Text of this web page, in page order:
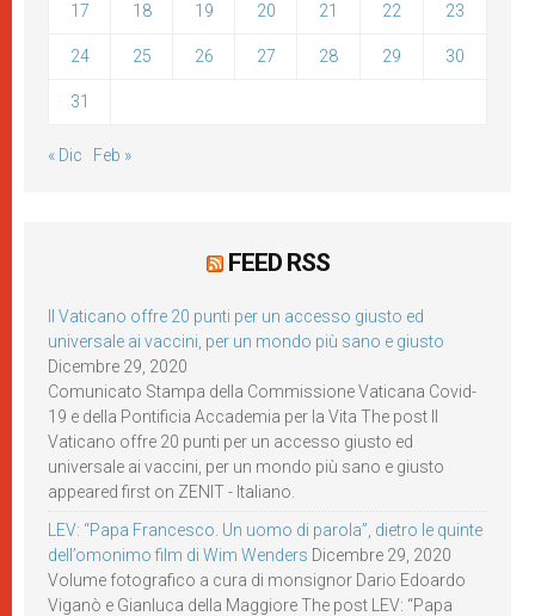
17 18 19 20 21 22 23
24 25 26 27 28 29 30
31
« Dic Feb »
FEED RSS
Il Vaticano offre 20 punti per un accesso giusto ed
universale ai vaccini, per un mondo più sano e giusto
Dicembre 29, 2020
Comunicato Stampa della Commissione Vaticana Covid-
19 e della Pontificia Accademia per la Vita The post Il
Vaticano offre 20 punti per un accesso giusto ed
universale ai vaccini, per un mondo più sano e giusto
appeared first on ZENIT - Italiano.
LEV: “Papa Francesco. Un uomo di parola”, dietro le quinte
dell’omonimo film di Wim Wenders Dicembre 29, 2020
Volume fotografico a cura di monsignor Dario Edoardo
Viganò e Gianluca della Maggiore The post LEV: “Papa